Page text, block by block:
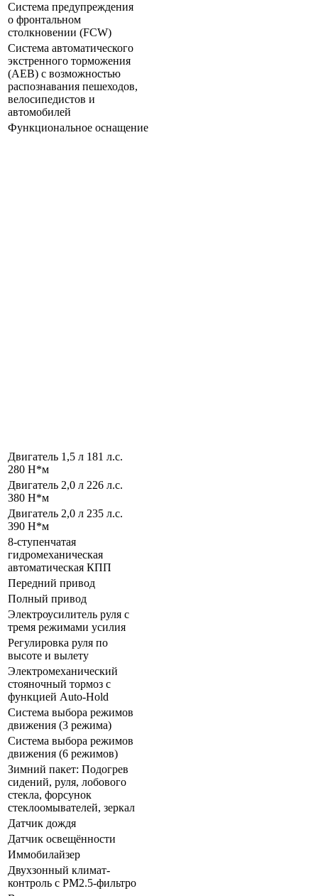
Система предупреждения
о фронтальном
столкновении (FCW)
Система автоматического
экстренного торможения
(AEB) с возможностью
распознавания пешеходов,
велосипедистов и
автомобилей
Функциональное оснащение
Двигатель 1,5 л 181 л.с.
280 Н*м
Двигатель 2,0 л 226 л.с.
380 Н*м
Двигатель 2,0 л 235 л.с.
390 Н*м
8-ступенчатая
гидромеханическая
автоматическая КПП
Передний привод
Полный привод
Электроусилитель руля с
тремя режимами усилия
Регулировка руля по
высоте и вылету
Электромеханический
стояночный тормоз с
функцией Auto-Hold
Система выбора режимов
движения (3 режима)
Система выбора режимов
движения (6 режимов)
Зимний пакет: Подогрев
сидений, руля, лобового
стекла, форсунок
стеклоомывателей, зеркал
Датчик дождя
Датчик освещённости
Иммобилайзер
Двухзонный климат-
контроль с РМ2.5-фильтро